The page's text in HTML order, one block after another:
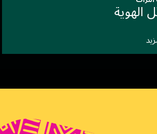
الهوية